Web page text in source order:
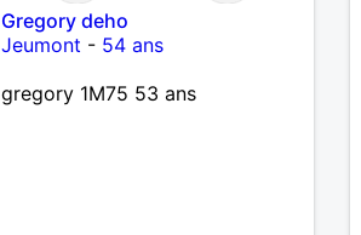
Gregory deho
Jeumont - 54 ans
gregory 1M75 53 ans